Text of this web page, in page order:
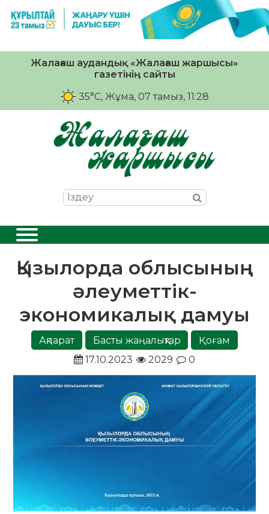
Жалағаш аудандық «Жалағаш жаршысы»
газетінің сайты
35°C, Жұма, 07 тамыз, 11:28
Қызылорда облысының
әлеуметтік-
экономикалық дамуы
Ақпарат Басты жаңалықтар
Қоғам
17.10.2023
2029 0